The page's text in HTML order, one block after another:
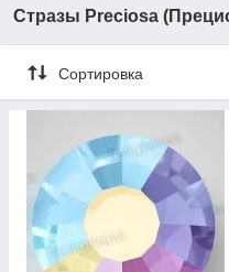
Стразы Preciosa
Сортировка